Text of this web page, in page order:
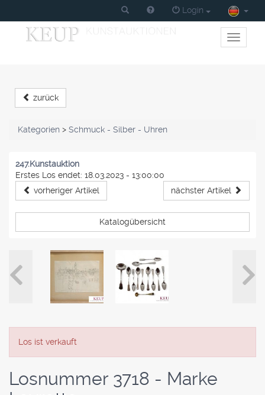
Login
Toggle
primary
zurück
Kategorien > Schmuck - Silber - Uhren
247.Kunstauktion
Erstes Los endet: 18.03.2023 - 13:00:00
vorheriger Artikel
nächster Artikel
Katalogübersicht
Los ist verkauft
Losnummer 3718 - Marke